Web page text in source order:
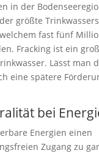
in der
größte
fast fünf
Fracking ist ein
Lässt man
eine spätere
bei
Energien einen
Zugang zu